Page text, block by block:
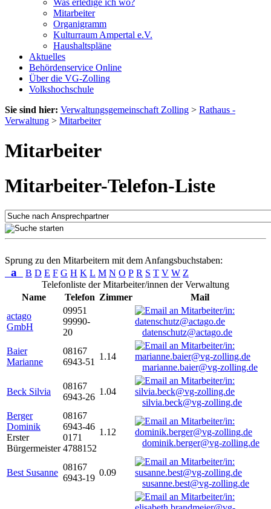
Was erledige ich wo?
Mitarbeiter
Organigramm
Kulturraum Ampertal e.V.
Haushaltspläne
Aktuelles
Behördenservice Online
Über die VG-Zolling
Volkshochschule
Sie sind hier: Verwaltungsgemeinschaft Zolling > Rathaus -
Verwaltung > Mitarbeiter
Mitarbeiter
Mitarbeiter-Telefon-Liste
Sprung zu den Mitarbeitern mit dem Anfangsbuchstaben:
a B D E F G H K L M N O P R S T V W Z
Telefonliste der Mitarbeiter/innen der Verwaltung
Name
Telefon Zimmer
Mail
actago
GmbH
09951
99990-
20
datenschutz@actago.de
Baier
Marianne
08167
6943-51
1.14
marianne.baier@vg-zolling.de
Beck Silvia
08167
6943-26
1.04
silvia.beck@vg-zolling.de
Berger
Dominik
Erster
Bürgermeister
08167
6943-46
0171
4788152
1.12
dominik.berger@vg-zolling.de
Best Susanne
08167
6943-19
0.09
susanne.best@vg-zolling.de